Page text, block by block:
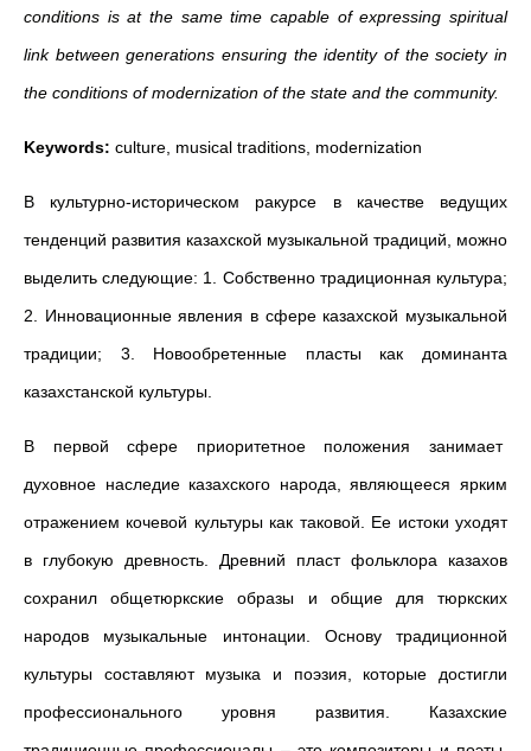
conditions is at the same time capable of expressing spiritual
link between generations ensuring the identity of the society in
the conditions of modernization of the state and the community.
Keywords: culture, musical traditions, modernization
В культурно-историческом ракурсе в качестве ведущих
тенденций развития казахской музыкальной традиций, можно
выделить следующие: 1. Собственно традиционная культура;
2. Инновационные явления в сфере казахской музыкальной
традиции; 3. Новообретенные пласты как доминанта
казахстанской культуры.
В первой сфере приоритетное положения занимает
духовное наследие казахского народа, являющееся ярким
отражением кочевой культуры как таковой. Ее истоки уходят
в глубокую древность. Древний пласт фольклора казахов
сохранил общетюркские образы и общие для тюркских
народов музыкальные интонации. Основу традиционной
культуры составляют музыка и поэзия, которые достигли
профессионального уровня развития. Казахские